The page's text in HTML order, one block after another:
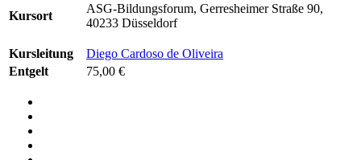
Kursort
ASG-Bildungsforum, Gerresheimer Straße 90,
40233 Düsseldorf
Kursleitung
Diego Cardoso de Oliveira
Entgelt
75,00 €